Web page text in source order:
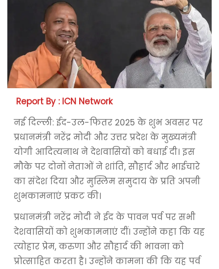
Report By : ICN Network
नई दिल्ली: ईद-उल-फितर 2025 के शुभ अवसर पर
प्रधानमंत्री नरेंद्र मोदी और उत्तर प्रदेश के मुख्यमंत्री
योगी आदित्यनाथ ने देशवासियों को बधाई दी। इस
मौके पर दोनों नेताओं ने शांति, सौहार्द और भाईचारे
का संदेश दिया और मुस्लिम समुदाय के प्रति अपनी
शुभकामनाएं प्रकट की।
प्रधानमंत्री नरेंद्र मोदी ने ईद के पावन पर्व पर सभी
देशवासियों को शुभकामनाएं दीं। उन्होंने कहा कि यह
त्योहार प्रेम, करुणा और सौहार्द की भावना को
प्रोत्साहित करता है। उन्होंने कामना की कि यह पर्व